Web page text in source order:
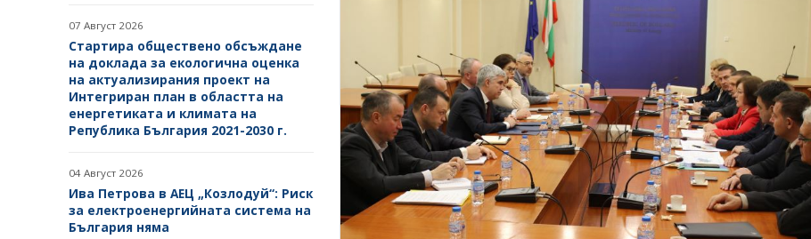
07 Август 2026
Стартира обществено обсъждане
на доклада за екологична оценка
на актуализирания проект на
Интегриран план в областта на
енергетиката и климата на
Република България 2021-2030 г.
04 Август 2026
Ива Петрова в АЕЦ „Козлодуй“: Риск
за електроенергийната система на
България няма